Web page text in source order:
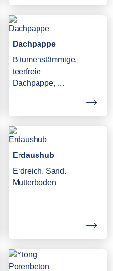
Dachpappe
Bitumenstämmige,
teerfreie
Dachpappe, …
Erdaushub
Erdreich, Sand,
Mutterboden